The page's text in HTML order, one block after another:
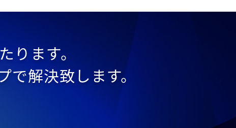
ります。
解決致します。